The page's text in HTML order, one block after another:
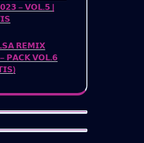
– 𝗩𝗢𝗟.𝟱 |
𝗥𝗘𝗠𝗜𝗫
𝗣𝗔𝗖𝗞 𝗩𝗢𝗟.𝟲